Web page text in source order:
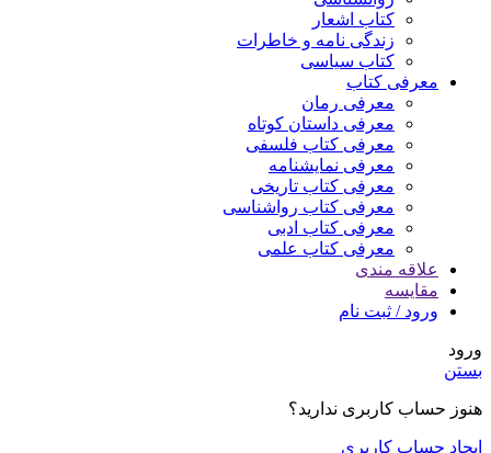
کتاب اشعار
زندگی نامه و خاطرات
کتاب سیاسی
معرفی کتاب
معرفی رمان
معرفی داستان کوتاه
معرفی کتاب فلسفی
معرفی نمایشنامه
معرفی کتاب تاریخی
معرفی کتاب رواشناسی
معرفی کتاب ادبی
معرفی کتاب علمی
علاقه مندی
مقایسه
ورود / ثبت نام
ورود
بستن
هنوز حساب کاربری ندارید؟
ایجاد حساب کاربری